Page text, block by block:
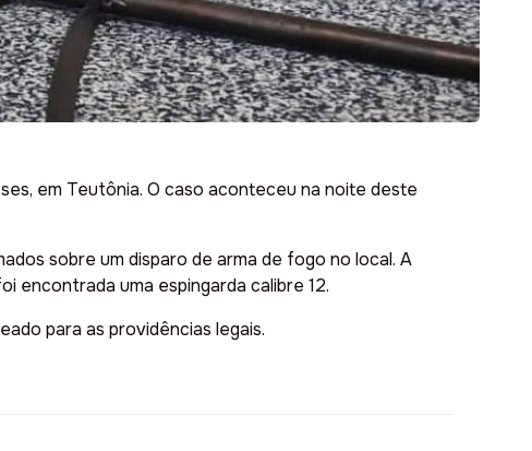
em Teutônia. O caso aconteceu na noite deste
sobre um disparo de arma de fogo no local. A
encontrada uma espingarda calibre 12.
para as providências legais.